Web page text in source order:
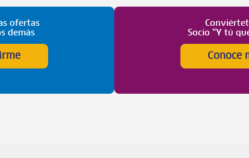
ofertas
demás
Socio “Y tú
Conoce